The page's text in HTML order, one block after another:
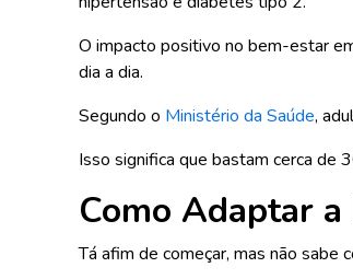
O impacto positivo no bem-estar
dia a dia.
Segundo o Ministério da Saúde,
Isso significa que bastam cerca de
Como Adaptar
Tá afim de começar, mas não sabe